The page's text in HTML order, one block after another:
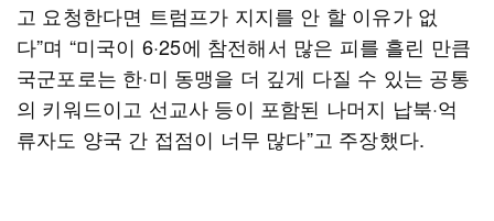
고 요청한다면 트럼프가 지지를 안 할 이유가 없
다”며 “미국이 6·25에 참전해서 많은 피를 흘린 만큼
국군포로는 한·미 동맹을 더 깊게 다질 수 있는 공통
의 키워드이고 선교사 등이 포함된 나머지 납북·억
류자도 양국 간 접점이 너무 많다”고 주장했다.